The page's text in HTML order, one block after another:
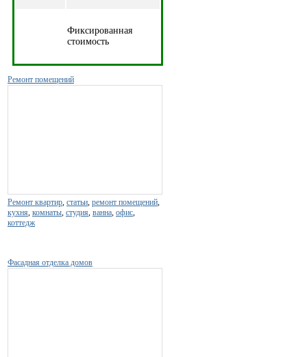
Фиксированная
стоимость
Ремонт помещений
Ремонт квартир статьи ремонт помещений
кухня комнаты студия ванна офис
коттедж
Фасадная отделка домов